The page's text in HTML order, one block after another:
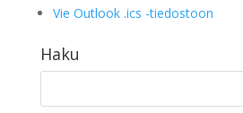
Vie Outlook .ics -tiedostoon
Haku